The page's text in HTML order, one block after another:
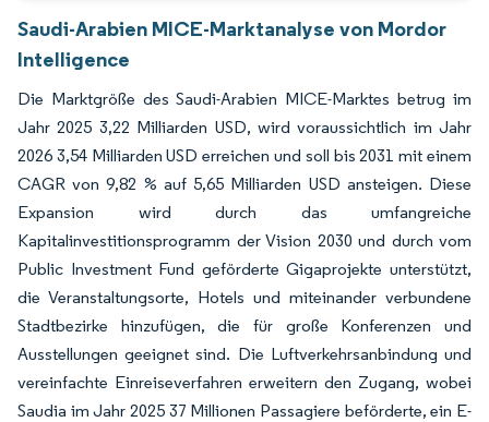
Saudi-Arabien MICE-Marktanalyse von Mordor
Intelligence
Die Marktgröße des Saudi-Arabien MICE-Marktes betrug im
Jahr 2025 3,22 Milliarden USD, wird voraussichtlich im Jahr
2026 3,54 Milliarden USD erreichen und soll bis 2031 mit einem
CAGR von 9,82 % auf 5,65 Milliarden USD ansteigen. Diese
Expansion wird durch das umfangreiche
Kapitalinvestitionsprogramm der Vision 2030 und durch vom
Public Investment Fund geförderte Gigaprojekte unterstützt,
die Veranstaltungsorte, Hotels und miteinander verbundene
Stadtbezirke hinzufügen, die für große Konferenzen und
Ausstellungen geeignet sind. Die Luftverkehrsanbindung und
vereinfachte Einreiseverfahren erweitern den Zugang, wobei
Saudia im Jahr 2025 37 Millionen Passagiere beförderte, ein E-